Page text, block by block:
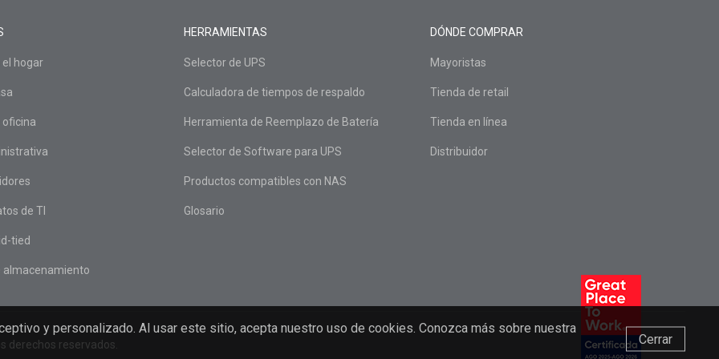
y personalizado. Al usar este sitio, acepta nuestro uso de cookies. Conozca más sobre nuestra
Cerrar
el hogar
oficina
de TI
tied
almacenamiento
HERRAMIENTAS
Selector de UPS
Calculadora de tiempos de respaldo
Herramienta de Reemplazo de Batería
Selector de Software para UPS
Productos compatibles con NAS
Glosario
DÓNDE COMPRAR
Mayoristas
Tienda de retail
Tienda en línea
Distribuidor
derechos reservados.